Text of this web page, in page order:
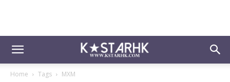
Home Tags MXM